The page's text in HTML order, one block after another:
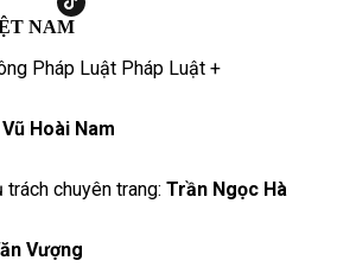
NAM
Pháp Luật Pháp Luật +
Hoài Nam
chuyên trang: Trần Ngọc Hà
Vượng